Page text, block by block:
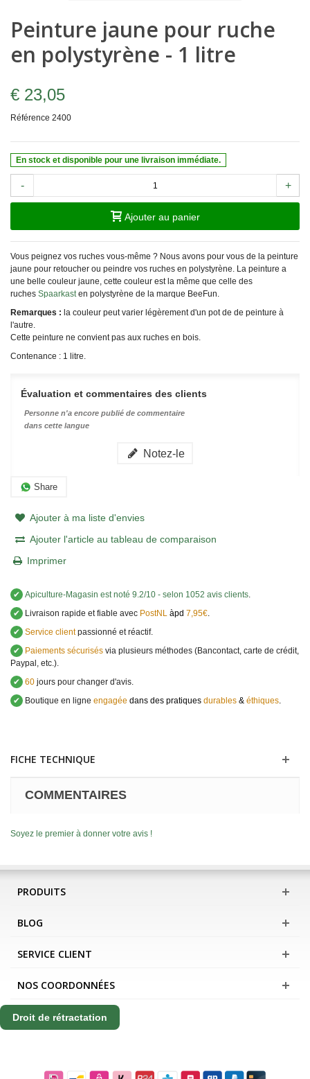
Peinture jaune pour ruche
en polystyrène - 1 litre
€ 23,05
Référence 2400
En stock et disponible pour une livraison immédiate.
- +
Ajouter au panier
Vous peignez vos ruches vous-même ? Nous avons pour vous de la peinture
jaune pour retoucher ou peindre vos ruches en polystyrène. La peinture a
une belle couleur jaune, cette couleur est la même que celle des
ruches Spaarkasten polystyrène de la marque BeeFun.
Remarques : la couleur peut varier légèrement d'un pot de de peinture à
l'autre.
Cette peinture ne convient pas aux ruches en bois.
Contenance : 1 litre.
Évaluation et commentaires des clients
Personne n'a encore publié de commentaire
dans cette langue
Notez-le
Share
Ajouter à ma liste d'envies
Ajouter l'article au tableau de comparaison
Imprimer
✔ Apiculture-Magasin est noté 9.2/10 - selon 1052 avis clients.
✔
Livraison rapide et fiable avec PostNL àpd 7,95€.
✔ Service clientpassionné et réactif.
✔
Paiements sécurisés via plusieurs méthodes (Bancontact, carte de crédit,
Paypal, etc.).
✔ 60 jours pour changer d'avis.
✔
Boutique en ligne engagée dans des pratiques durables & éthiques.
FICHE TECHNIQUE
COMMENTAIRES
Soyez le premier à donner votre avis !
PRODUITS
BLOG
SERVICE CLIENT
NOS COORDONNÉES
Droit de rétractation